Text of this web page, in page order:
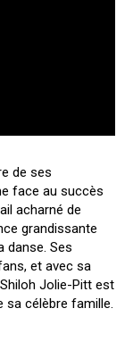
de ses
face au succès
acharné de
grandissante
danse. Ses
et avec sa
Jolie-Pitt est
célèbre famille.